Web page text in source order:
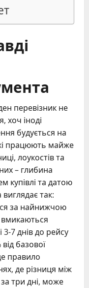
перевізник не
хоч іноді
будується на
працюють майже
лоукостів та
– глибина
купівлі та датою
так:
за найнижчою
3-7 днів до рейсу
базової
правило
де різниця між
три дні, може